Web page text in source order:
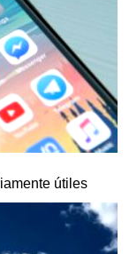
útiles